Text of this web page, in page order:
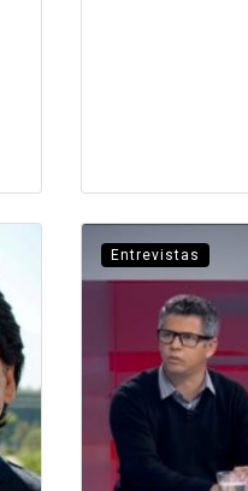
Entrevistas